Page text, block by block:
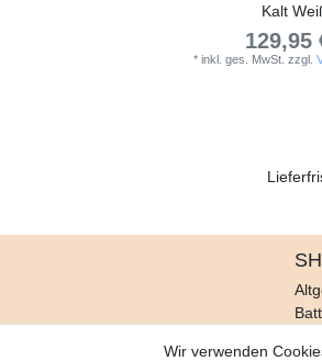
Kalt
129,95
*inkl. ges. MwSt. zzgl.
Wir verwenden